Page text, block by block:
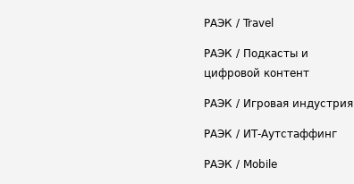
РАЭК / Travel
РАЭК / Подкасты и
цифровой контент
РАЭК / Игровая индустрия
РАЭК / ИТ-Аутстаффинг
РАЭК / Mobile